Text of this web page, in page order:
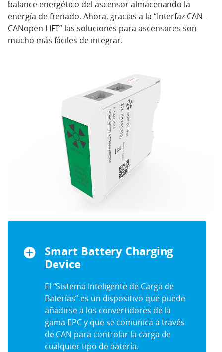
balance energético del ascensor almacenando la
energía de frenado. Ahora, gracias a la “Interfaz CAN –
CANopen LIFT” las soluciones para ascensores son
mucho más fáciles de integrar.
Smart Battery Charging
Device
El “Sistema Inteligente de Carga de
Baterías” es un dispositivo que puede
añadirse a los convertidores de la
gama EPC y que se comunica a través
de CAN para controlar la carga de
cualquier tipo de batería.